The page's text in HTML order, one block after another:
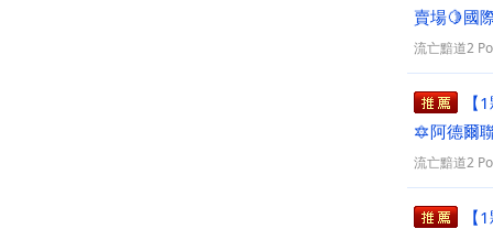
賣場🍋國
流亡黯道2
🔯阿德爾
貨 🔯
流亡黯道2